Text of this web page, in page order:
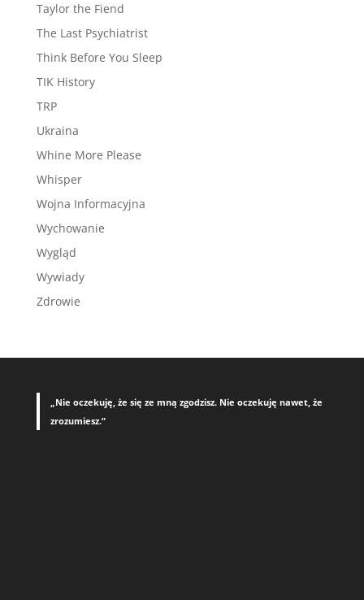
Taylor the Fiend
The Last Psychiatrist
Think Before You Sleep
TIK History
TRP
Ukraina
Whine More Please
Whisper
Wojna Informacyjna
Wychowanie
Wygląd
Wywiady
Zdrowie
„Nie oczekuję, że się ze mną zgodzisz. Nie oczekuję nawet, że
zrozumiesz.”